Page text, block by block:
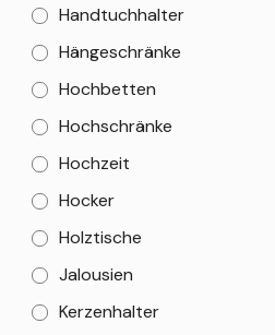
Handtuchhalter
Hängeschränke
Hochbetten
Hochschränke
Hochzeit
Hocker
Holztische
Jalousien
Kerzenhalter